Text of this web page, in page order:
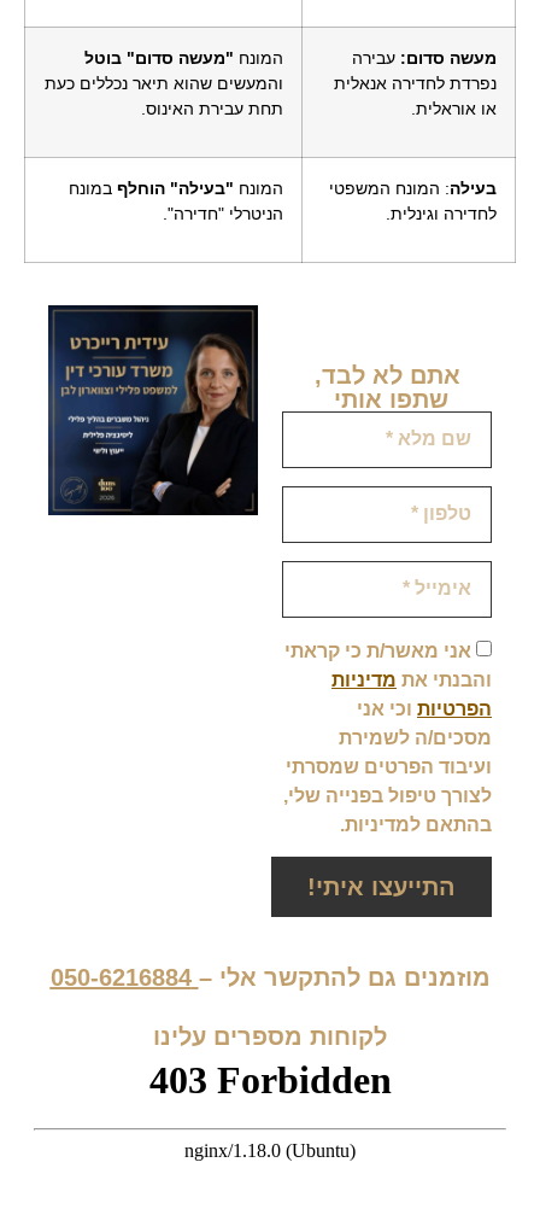
מעשה סדום: עבירה
נפרדת לחדירה אנאלית
או אוראלית.
המונח "מעשה סדום" בוטל
והמעשים שהוא תיאר נכללים כעת
תחת עבירת האינוס.
בעילה: המונח המשפטי
לחדירה וגינלית.
המונח "בעילה" הוחלף במונח
הניטרלי "חדירה".
אתם לא לבד,
שתפו אותי ​
אני מאשר/ת כי קראתי
והבנתי את מדיניות
הפרטיות וכי אני
מסכים/ה לשמירת
ועיבוד הפרטים שמסרתי
לצורך טיפול בפנייה שלי,
בהתאם למדיניות.
התייעצו איתי!
מוזמנים גם להתקשר אלי – 050-6216884
לקוחות מספרים עלינו